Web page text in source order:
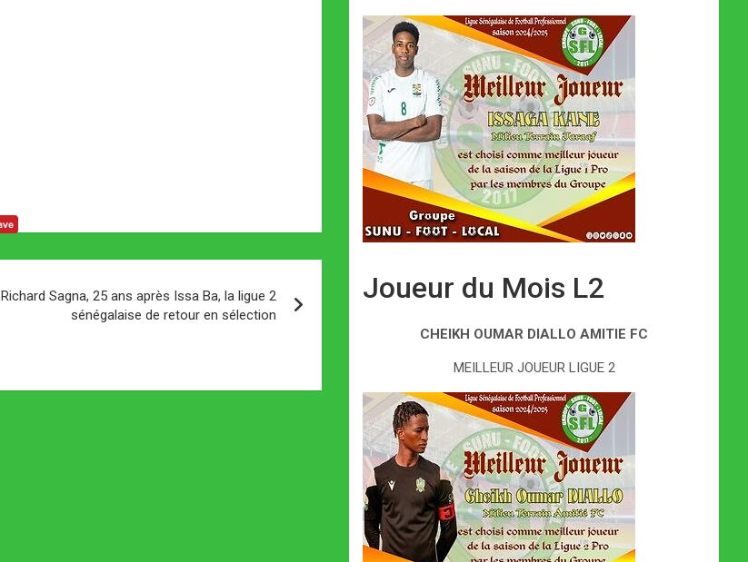
Richard Sagna, 25 ans après Issa Ba, la ligue 2
sénégalaise de retour en sélection
Joueur du Mois L2
CHEIKH OUMAR DIALLO AMITIE FC
MEILLEUR JOUEUR LIGUE 2